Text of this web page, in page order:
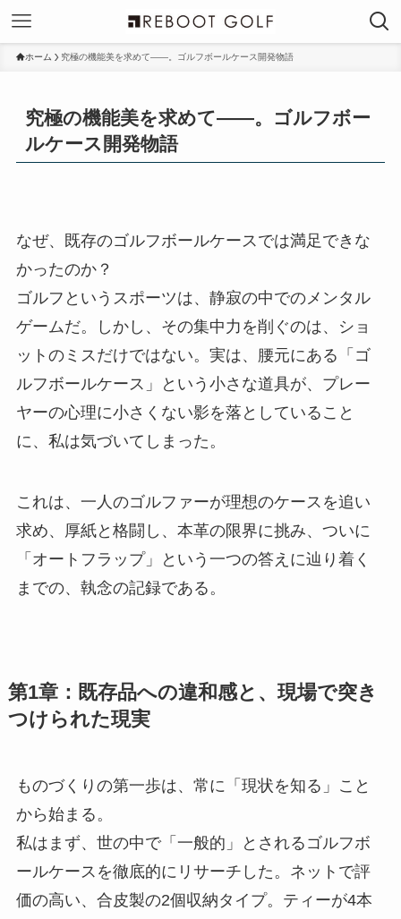
ホーム 究極の機能美を求めて——。ゴルフボールケース開発物語
究極の機能美を求めて——。ゴルフボー
ルケース開発物語
なぜ、既存のゴルフボールケースでは満足できな
かったのか？
ゴルフというスポーツは、静寂の中でのメンタル
ゲームだ。しかし、その集中力を削ぐのは、ショ
ットのミスだけではない。実は、腰元にある「ゴ
ルフボールケース」という小さな道具が、プレー
ヤーの心理に小さくない影を落としていること
に、私は気づいてしまった。
これは、一人のゴルファーが理想のケースを追い
求め、厚紙と格闘し、本革の限界に挑み、ついに
「オートフラップ」という一つの答えに辿り着く
までの、執念の記録である。
第1章：既存品への違和感と、現場で突き
つけられた現実
ものづくりの第一歩は、常に「現状を知る」こと
から始まる。
私はまず、世の中で「一般的」とされるゴルフボ
ールケースを徹底的にリサーチした。ネットで評
価の高い、合皮製の2個収納タイプ。ティーが4本